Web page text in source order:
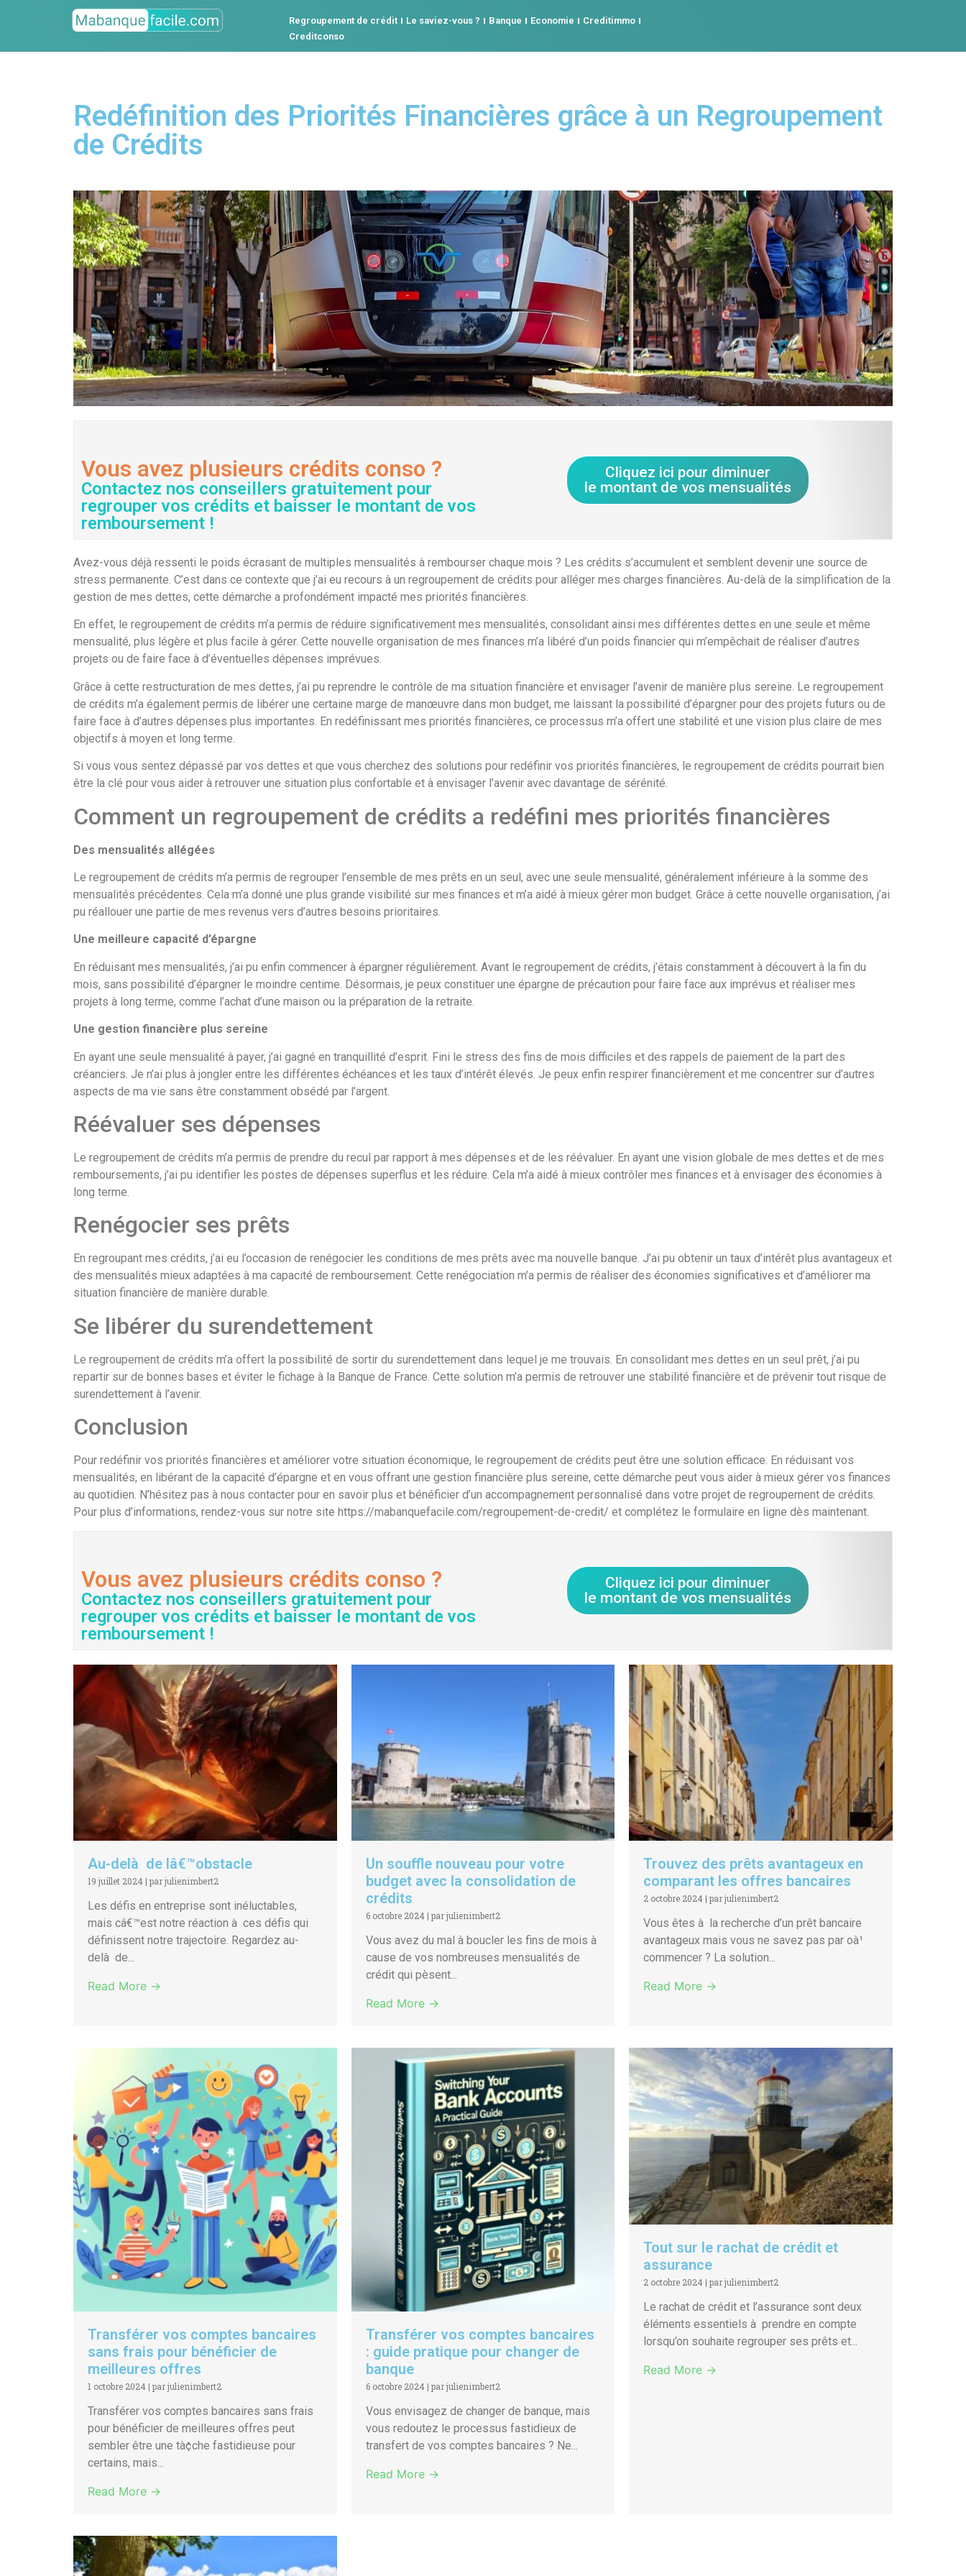
Regroupement de crédit Le saviez-vous ? Banque Economie
Creditimmo
Creditconso
Redéfinition des Priorités Financières grâce à un Regroupement
de Crédits
Vous avez plusieurs crédits conso ?
Contactez nos conseillers gratuitement pour
regrouper vos crédits et baisser le montant de vos
remboursement !
Cliquez ici pour diminuer
le montant de vos mensualités
Avez-vous déjà ressenti le poids écrasant de multiples mensualités à rembourser chaque mois ? Les crédits s’accumulent et semblent devenir une source de
stress permanente. C’est dans ce contexte que j’ai eu recours à un regroupement de crédits pour alléger mes charges financières. Au-delà de la simplification de la
gestion de mes dettes, cette démarche a profondément impacté mes priorités financières.
En effet, le regroupement de crédits m’a permis de réduire significativement mes mensualités, consolidant ainsi mes différentes dettes en une seule et même
mensualité, plus légère et plus facile à gérer. Cette nouvelle organisation de mes finances m’a libéré d’un poids financier qui m’empêchait de réaliser d’autres
projets ou de faire face à d’éventuelles dépenses imprévues.
Grâce à cette restructuration de mes dettes, j’ai pu reprendre le contrôle de ma situation financière et envisager l’avenir de manière plus sereine. Le regroupement
de crédits m’a également permis de libérer une certaine marge de manœuvre dans mon budget, me laissant la possibilité d’épargner pour des projets futurs ou de
faire face à d’autres dépenses plus importantes. En redéfinissant mes priorités financières, ce processus m’a offert une stabilité et une vision plus claire de mes
objectifs à moyen et long terme.
Si vous vous sentez dépassé par vos dettes et que vous cherchez des solutions pour redéfinir vos priorités financières, le regroupement de crédits pourrait bien
être la clé pour vous aider à retrouver une situation plus confortable et à envisager l’avenir avec davantage de sérénité.
Comment un regroupement de crédits a redéfini mes priorités financières
Des mensualités allégées
Le regroupement de crédits m’a permis de regrouper l’ensemble de mes prêts en un seul, avec une seule mensualité, généralement inférieure à la somme des
mensualités précédentes. Cela m’a donné une plus grande visibilité sur mes finances et m’a aidé à mieux gérer mon budget. Grâce à cette nouvelle organisation, j’ai
pu réallouer une partie de mes revenus vers d’autres besoins prioritaires.
Une meilleure capacité d’épargne
En réduisant mes mensualités, j’ai pu enfin commencer à épargner régulièrement. Avant le regroupement de crédits, j’étais constamment à découvert à la fin du
mois, sans possibilité d’épargner le moindre centime. Désormais, je peux constituer une épargne de précaution pour faire face aux imprévus et réaliser mes
projets à long terme, comme l’achat d’une maison ou la préparation de la retraite.
Une gestion financière plus sereine
En ayant une seule mensualité à payer, j’ai gagné en tranquillité d’esprit. Fini le stress des fins de mois difficiles et des rappels de paiement de la part des
créanciers. Je n’ai plus à jongler entre les différentes échéances et les taux d’intérêt élevés. Je peux enfin respirer financièrement et me concentrer sur d’autres
aspects de ma vie sans être constamment obsédé par l’argent.
Réévaluer ses dépenses
Le regroupement de crédits m’a permis de prendre du recul par rapport à mes dépenses et de les réévaluer. En ayant une vision globale de mes dettes et de mes
remboursements, j’ai pu identifier les postes de dépenses superflus et les réduire. Cela m’a aidé à mieux contrôler mes finances et à envisager des économies à
long terme.
Renégocier ses prêts
En regroupant mes crédits, j’ai eu l’occasion de renégocier les conditions de mes prêts avec ma nouvelle banque. J’ai pu obtenir un taux d’intérêt plus avantageux et
des mensualités mieux adaptées à ma capacité de remboursement. Cette renégociation m’a permis de réaliser des économies significatives et d’améliorer ma
situation financière de manière durable.
Se libérer du surendettement
Le regroupement de crédits m’a offert la possibilité de sortir du surendettement dans lequel je me trouvais. En consolidant mes dettes en un seul prêt, j’ai pu
repartir sur de bonnes bases et éviter le fichage à la Banque de France. Cette solution m’a permis de retrouver une stabilité financière et de prévenir tout risque de
surendettement à l’avenir.
Conclusion
Pour redéfinir vos priorités financières et améliorer votre situation économique, le regroupement de crédits peut être une solution efficace. En réduisant vos
mensualités, en libérant de la capacité d’épargne et en vous offrant une gestion financière plus sereine, cette démarche peut vous aider à mieux gérer vos finances
au quotidien. N’hésitez pas à nous contacter pour en savoir plus et bénéficier d’un accompagnement personnalisé dans votre projet de regroupement de crédits.
Pour plus d’informations, rendez-vous sur notre site https://mabanquefacile.com/regroupement-de-credit/ et complétez le formulaire en ligne dès maintenant.
Vous avez plusieurs crédits conso ?
Contactez nos conseillers gratuitement pour
regrouper vos crédits et baisser le montant de vos
remboursement !
Cliquez ici pour diminuer
le montant de vos mensualités
Au-delà de lâ€™obstacle
19 juillet 2024 | par julienimbert2
Les défis en entreprise sont inéluctables,
mais câ€™est notre réaction à ces défis qui
définissent notre trajectoire. Regardez au-
delà de...
Read More →
Un souffle nouveau pour votre
budget avec la consolidation de
crédits
6 octobre 2024 | par julienimbert2
Vous avez du mal à boucler les fins de mois à
cause de vos nombreuses mensualités de
crédit qui pèsent...
Read More →
Trouvez des prêts avantageux en
comparant les offres bancaires
2 octobre 2024 |par julienimbert2
Vous êtes à la recherche d’un prêt bancaire
avantageux mais vous ne savez pas par oà¹
commencer ? La solution...
Read More →
Transférer vos comptes bancaires
sans frais pour bénéficier de
meilleures offres
1 octobre 2024 | par julienimbert2
Transférer vos comptes bancaires sans frais
pour bénéficier de meilleures offres peut
sembler être une tà¢che fastidieuse pour
certains, mais...
Read More →
Transférer vos comptes bancaires
: guide pratique pour changer de
banque
6 octobre 2024 | par julienimbert2
Vous envisagez de changer de banque, mais
vous redoutez le processus fastidieux de
transfert de vos comptes bancaires ? Ne...
Read More →
Tout sur le rachat de crédit et
assurance
2 octobre 2024 |par julienimbert2
Le rachat de crédit et l’assurance sont deux
éléments essentiels à prendre en compte
lorsqu’on souhaite regrouper ses prêts et...
Read More →